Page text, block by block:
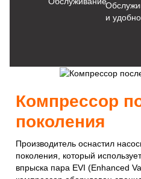
и
Компрессор
поколения
Производитель оснастил
поколения, который
впрыска пара EVI (Enhanced